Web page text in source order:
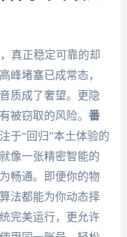
真正稳定可靠的却
峰堵塞已成常态，
质成了奢望。更隐
被窃取的风险。 番
于“回归”本土体验的
像一张精密智能的
畅通。即便你的物
法都能为你动态择
完美运行，更允许